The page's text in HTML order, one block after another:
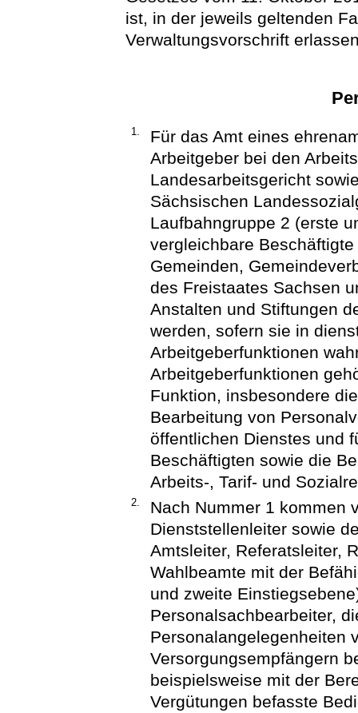
ist, in der jeweils geltenden
Verwaltungsvorschrift
1.
Für das Amt eines
Arbeitgeber bei den
Landesarbeitsgericht
Sächsischen
Laufbahngruppe 2 (erste
vergleichbare
Gemeinden,
des Freistaates Sachsen
Anstalten und Stiftungen
werden, sofern sie in
Arbeitgeberfunktionen
Arbeitgeberfunktionen
Funktion, insbesondere
Bearbeitung von
öffentlichen Dienstes und
Beschäftigten sowie die
Arbeits-, Tarif- und
2.
Nach Nummer 1 kommen
Dienststellenleiter sowie
Amtsleiter, Referatsleiter,
Wahlbeamte mit der
und zweite
Personalsachbearbeiter,
Personalangelegenheiten
Versorgungsempfängern
beispielsweise mit der
Vergütungen befasste